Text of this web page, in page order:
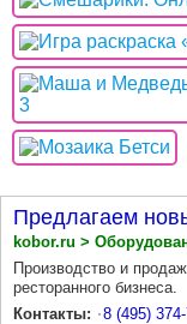
Предлагаем
kobor.ru >
Производство и
ресторанного бизнеса.
Контакты:
8 (495)